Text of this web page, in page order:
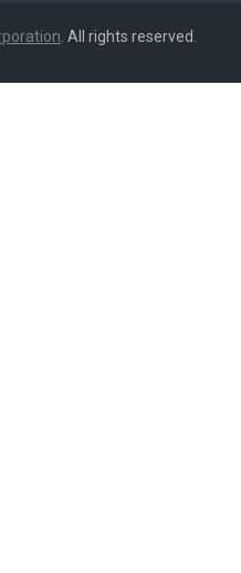
. All rights reserved.